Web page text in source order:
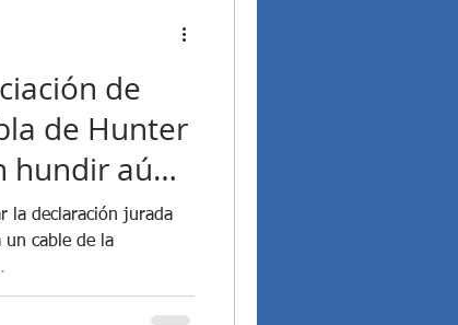
de
de Hunter
hundir aún
la declaración jurada
un cable de la